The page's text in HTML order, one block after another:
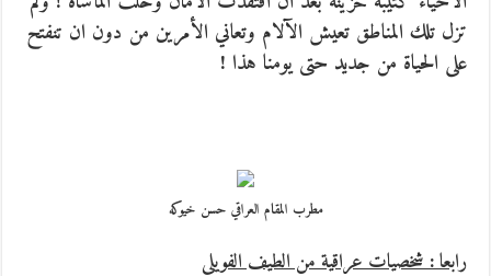
تزل تلك المناطق تعيش الآلام وتعاني الأمرين من دون ان تنفتح
على الحياة من جديد حتى يومنا هذا !
مطرب المقام العراقي حسن خيوكه
رابعا : شخصيات عراقية من الطيف الفويلي